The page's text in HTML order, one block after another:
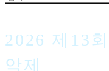
2026 제13
악제